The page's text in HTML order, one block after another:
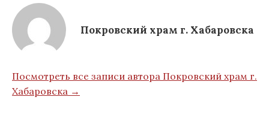
Покровский храм г. Хабаровска
Посмотреть все записи автора Покровский храм г.
Хабаровска →